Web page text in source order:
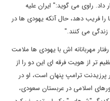
داد. راوی می گوید:" ایران علیه
را فریب دهد، حال آنکه یهودی ها در
می کنند."
مهربانانه اش با یهودی ها ملامت
تر از هویت فرقه ای این دو را از
پرزیدنت ترامپ پنهان است، او در
کشورهای اسلامی در عربستان سعودی،